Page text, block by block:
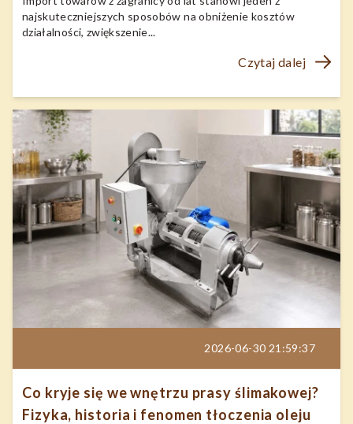
najskuteczniejszych sposobów na obniżenie kosztów
działalności, zwiększenie...
Czytaj dalej
2026-06-30 21:59:37
Co kryje się we wnętrzu prasy ślimakowej?
Fizyka, historia i fenomen tłoczenia oleju